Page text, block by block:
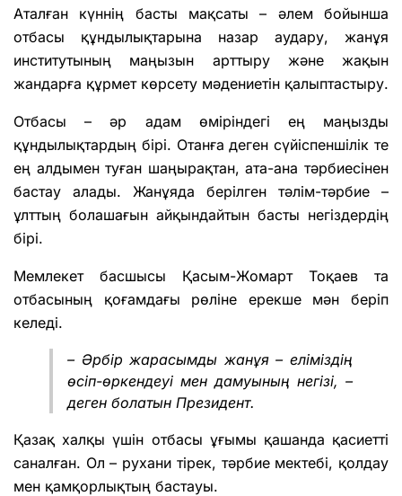
Аталған күннің басты мақсаты – әлем бойынша
отбасы құндылықтарына назар аудару, жанұя
институтының маңызын арттыру және жақын
жандарға құрмет көрсету мәдениетін қалыптастыру.
Отбасы – әр адам өміріндегі ең маңызды
құндылықтардың бірі. Отанға деген сүйіспеншілік те
ең алдымен туған шаңырақтан, ата-ана тәрбиесінен
бастау алады. Жанұяда берілген тәлім-тәрбие –
ұлттың болашағын айқындайтын басты негіздердің
бірі.
Мемлекет басшысы Қасым-Жомарт Тоқаев та
отбасының қоғамдағы рөліне ерекше мән беріп
келеді.
– Әрбір жарасымды жанұя – еліміздің
өсіп-өркендеуі мен дамуының негізі, –
деген болатын Президент.
Қазақ халқы үшін отбасы ұғымы қашанда қасиетті
саналған. Ол – рухани тірек, тәрбие мектебі, қолдау
мен қамқорлықтың бастауы.